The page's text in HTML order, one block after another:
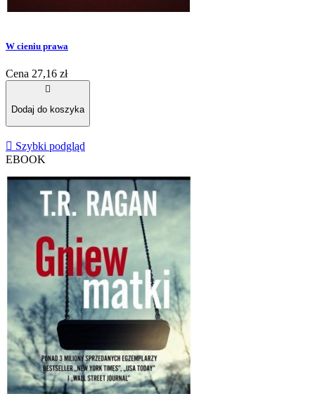
W cieniu prawa
Cena 27,16 zł

Dodaj do koszyka
 Szybki podgląd
EBOOK